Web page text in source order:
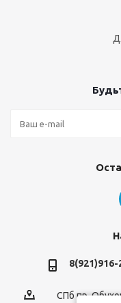
8(921)916-
СПб пр.